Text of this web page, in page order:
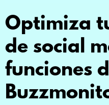
Optimiza
de social
funciones